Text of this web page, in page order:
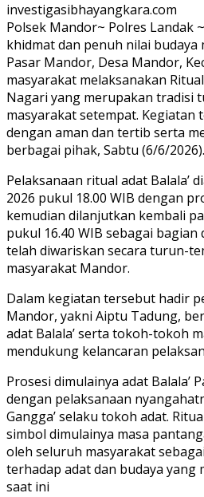
investigasibhayangkara.com
Polsek Mandor~ Polres Landak
khidmat dan penuh nilai budaya
Pasar Mandor, Desa Mandor,
masyarakat melaksanakan
Nagari yang merupakan tradisi
masyarakat setempat.
dengan aman dan tertib serta
berbagai pihak, Sabtu (6/6/2026).
Pelaksanaan ritual adat Balala’
2026 pukul 18.00 WIB dengan
kemudian dilanjutkan kembali
pukul 16.40 WIB sebagai
telah diwariskan secara turun-
masyarakat Mandor.
Dalam kegiatan tersebut hadir
Mandor, yakni Aiptu Tadung,
adat Balala’ serta tokoh-tokoh
mendukung kelancaran
Prosesi dimulainya adat Balala’
dengan pelaksanaan
Gangga’ selaku tokoh adat.
simbol dimulainya masa
oleh seluruh masyarakat
terhadap adat dan budaya yang
saat ini